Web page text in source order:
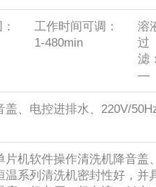
工作时间可调：
1-480min
溶
过
滤
—
、电控进排水、220V/
片机软件操作清洗机降音盖
温系列清洗机密封性好，并